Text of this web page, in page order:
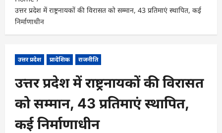
उत्तर प्रदेश में राष्ट्रनायकों की विरासत को सम्मान, 43 प्रतिमाएं स्थापित, कई
निर्माणाधीन
उत्तर प्रदेश प्रादेशिक राजनीति
उत्तर प्रदेश में राष्ट्रनायकों की विरासत
को सम्मान, 43 प्रतिमाएं स्थापित,
कई निर्माणाधीन